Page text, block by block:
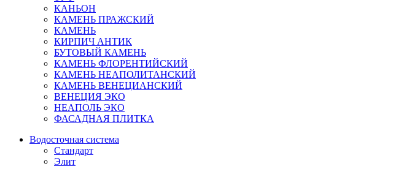
КАНЬОН
КАМЕНЬ ПРАЖСКИЙ
КАМЕНЬ
КИРПИЧ АНТИК
БУТОВЫЙ КАМЕНЬ
КАМЕНЬ ФЛОРЕНТИЙСКИЙ
КАМЕНЬ НЕАПОЛИТАНСКИЙ
КАМЕНЬ ВЕНЕЦИАНСКИЙ
ВЕНЕЦИЯ ЭКО
НЕАПОЛЬ ЭКО
ФАСАДНАЯ ПЛИТКА
Водосточная система
Стандарт
Элит